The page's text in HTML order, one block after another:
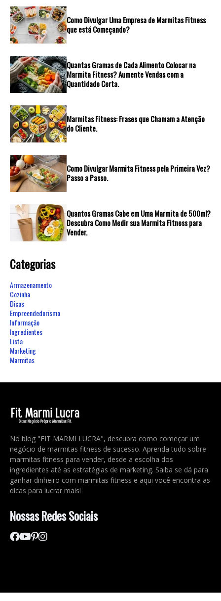
Como Divulgar Uma Empresa de Marmitas Fitness
que está Começando?
Quantas Gramas de Cada Alimento Colocar na
Marmita Fitness? Aumente Vendas com a
Quantidade Certa.
Marmitas Fitness: Frases que Chamam a Atenção
do Cliente.
Como Divulgar Marmita Fitness pela Primeira Vez?
Passo a Passo.
Quantos Gramas Cabe em Uma Marmita de 500ml?
Descubra Como Medir sua Marmita Fitness para
Vender.
Categorias
Armazenamento
Cozinha
Dicas
Empreendedorismo
Informação
Ingredientes
Lista
Marketing
Marmitas
No blog "FIT MARMI LUCRA", descubra como começar um
negócio de marmitas fitness de sucesso. Aprenda tudo sobre
marmitas fitness para vender, desde a escolha dos
ingredientes até as estratégias de marketing. Saiba se dá para
ganhar dinheiro com marmitas fitness e aqui você encontra as
dicas para lucrar mais!
Nossas Redes Sociais